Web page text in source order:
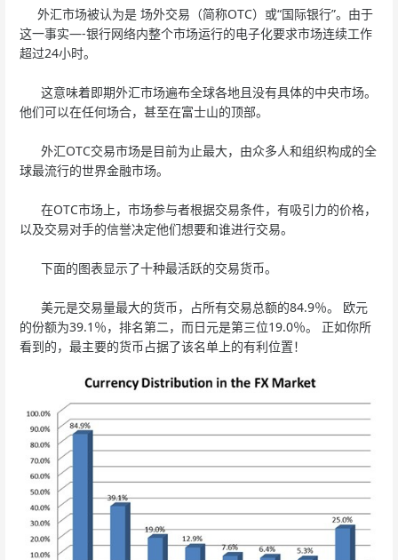
外汇市场被认为是 场外交易（简称OTC）或“国际银行”。由于
这一事实—-银行网络内整个市场运行的电子化要求市场连续工作
超过24小时。
这意味着即期外汇市场遍布全球各地且没有具体的中央市场。
他们可以在任何场合，甚至在富士山的顶部。
外汇OTC交易市场是目前为止最大，由众多人和组织构成的全
球最流行的世界金融市场。
在OTC市场上，市场参与者根据交易条件，有吸引力的价格，
以及交易对手的信誉决定他们想要和谁进行交易。
下面的图表显示了十种最活跃的交易货币。
美元是交易量最大的货币，占所有交易总额的84.9％。 欧元
的份额为39.1％，排名第二，而日元是第三位19.0％。 正如你所
看到的，最主要的货币占据了该名单上的有利位置！